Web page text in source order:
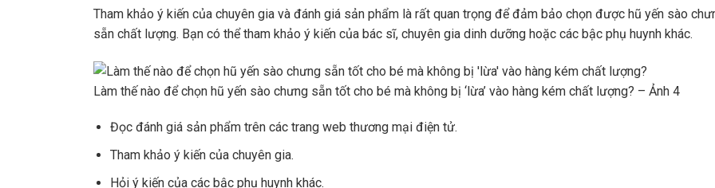
Tham khảo ý kiến của chuyên gia và đánh giá sản phẩm là rất quan trọng để đảm bảo chọn được hũ yến sào
sẵn chất lượng. Bạn có thể tham khảo ý kiến của bác sĩ, chuyên gia dinh dưỡng hoặc các bậc phụ huynh khác.
Làm thế nào để chọn hũ yến sào chưng sẵn tốt cho bé mà không bị ‘lừa’ vào hàng kém chất lượng? – Ảnh 4
Đọc đánh giá sản phẩm trên các trang web thương mại điện tử.
Tham khảo ý kiến của chuyên gia.
Hỏi ý kiến của các bậc phụ huynh khác.